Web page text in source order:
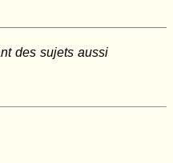
des sujets aussi